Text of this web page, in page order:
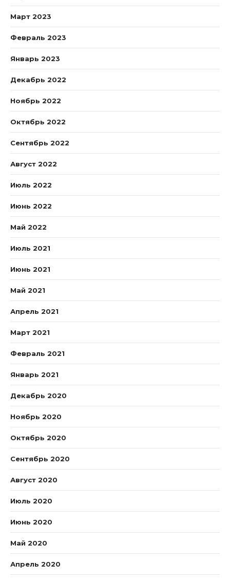
Март 2023
Февраль 2023
Январь 2023
Декабрь 2022
Ноябрь 2022
Октябрь 2022
Сентябрь 2022
Август 2022
Июль 2022
Июнь 2022
Май 2022
Июль 2021
Июнь 2021
Май 2021
Апрель 2021
Март 2021
Февраль 2021
Январь 2021
Декабрь 2020
Ноябрь 2020
Октябрь 2020
Сентябрь 2020
Август 2020
Июль 2020
Июнь 2020
Май 2020
Апрель 2020